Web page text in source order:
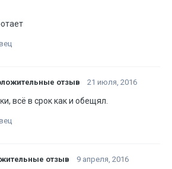
отзыв 21 июля, 2016
всё в срок как и обещял.
отзыв 9 апреля, 2016